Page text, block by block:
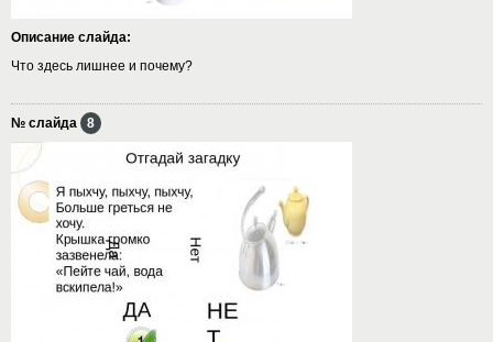
Описание слайда:
Что здесь лишнее и почему?
№ слайда 8